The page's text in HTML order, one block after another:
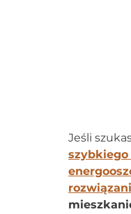
Jeśli
szybkiego